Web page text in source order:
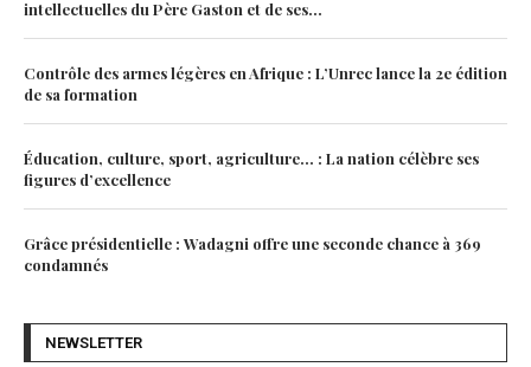
intellectuelles du Père Gaston et de ses...
Contrôle des armes légères en Afrique : L’Unrec lance la 2e édition
de sa formation
Éducation, culture, sport, agriculture… : La nation célèbre ses
figures d’excellence
Grâce présidentielle : Wadagni offre une seconde chance à 369
condamnés
NEWSLETTER